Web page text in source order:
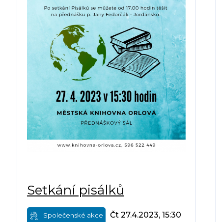
Setkání pisálků
Společenské akce Čt 27.4.2023, 15:30